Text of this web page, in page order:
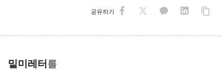
공유하기
밑미레터를